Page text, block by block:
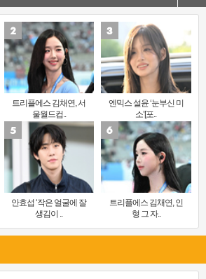
트리플에스 김채연, 서
울월드컵..
엔믹스 설윤 ‘눈부신 미
소’[포..
안효섭 ‘작은 얼굴에 잘
생김이 ..
트리플에스 김채연, 인
형 그 자..